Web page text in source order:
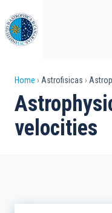
to
main
content
Breadcrumb
Home Astrofisicas
velocities